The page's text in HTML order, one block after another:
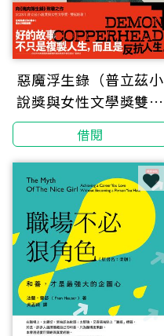
惡魔浮生錄（普立茲小
說獎與女性文學獎雙冠
鉅著）
借閱